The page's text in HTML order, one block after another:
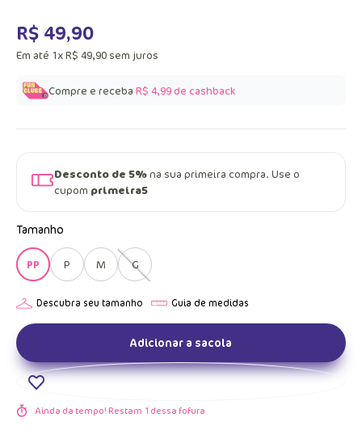
R$ 49,90
Em até 1xR$ 49,90 sem juros
Compre e receba R$ 4,99de cashback
Desconto de 5%na sua primeira compra. Use o
cupom primeira5
Tamanho
PP P M G
Adicionar a sacola
Ainda da tempo! Restam 1 dessa fofura